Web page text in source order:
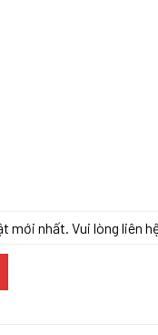
mới nhất. Vui lòng liên
B số lượng